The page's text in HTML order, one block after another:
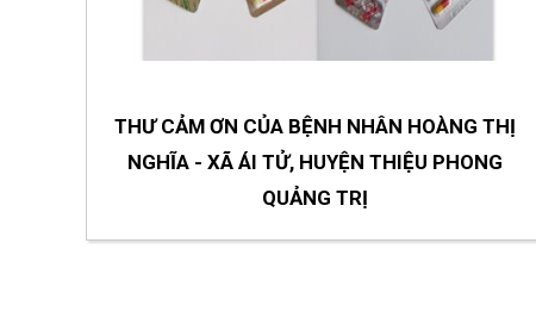
Nguyên Viện
THƯ CẢM ƠN CỦA BỆNH NHÂN HOÀNG THỊ
NGHĨA - XÃ ÁI TỬ, HUYỆN THIỆU PHONG
QUẢNG TRỊ